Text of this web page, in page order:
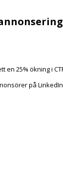
25% ökning i
på